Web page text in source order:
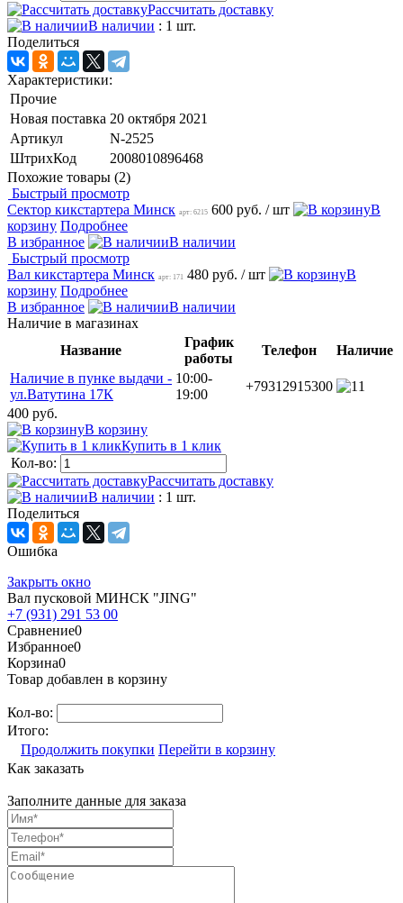
Рассчитать доставку
В наличии : 1 шт.
Поделиться
Характеристики:
Прочие
Новая поставка 20 октября 2021
Артикул
N-2525
ШтрихКод
2008010896468
Похожие товары (2)
Быстрый просмотр
Сектор кикстартера Минск арт: 6215 600 руб. / шт
В
корзину Подробнее
В избранное
В наличии
Быстрый просмотр
Вал кикстартера Минск арт: 171 480 руб. / шт
В
корзину Подробнее
В избранное
В наличии
Наличие в магазинах
Название
График
работы
Телефон
Наличие
Наличие в пунке выдачи -
ул.Ватутина 17К
10:00-
19:00
+79312915300
1
400 руб.
В корзину
Купить в 1 клик
Кол-во:
Рассчитать доставку
В наличии : 1 шт.
Поделиться
Ошибка
Закрыть окно
Вал пусковой МИНСК "JING"
+7 (931) 291 53 00
Сравнение0
Избранное0
Корзина0
Товар добавлен в корзину
Кол-во:
Итого:
Продолжить покупки Перейти в корзину
Как заказать
Заполните данные для заказа